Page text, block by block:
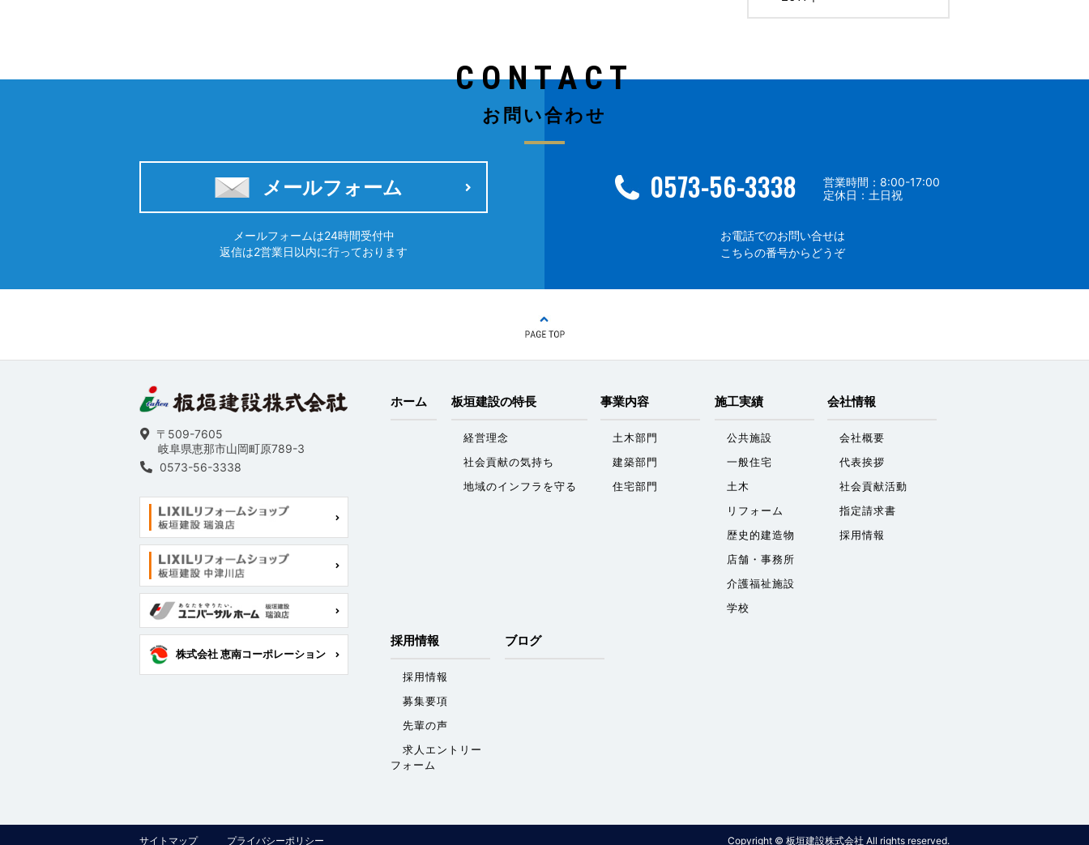
CONTACT
お問い合わせ
メールフォーム
メールフォームは24時間受付中
返信は2営業日以内に行っております
0573-56-3338
営業時間：8:00-17:00
定休日：土日祝
お電話でのお問い合せは
こちらの番号からどうぞ
〒509-7605
岐阜県恵那市山岡町原789-3
0573-56-3338
株式会社 恵南コーポレーション
ホーム 板垣建設の特長
経営理念
社会貢献の気持ち
地域のインフラを守る
事業内容
土木部門
建築部門
住宅部門
施工実績
公共施設
一般住宅
土木
リフォーム
歴史的建造物
店舗・事務所
介護福祉施設
学校
会社情報
会社概要
代表挨拶
社会貢献活動
指定請求書
採用情報
採用情報
採用情報
募集要項
先輩の声
求人エントリー
フォーム
ブログ
サイトマップ プライバシーポリシー Copyright © 板垣建設株式会社 All rights reserved.